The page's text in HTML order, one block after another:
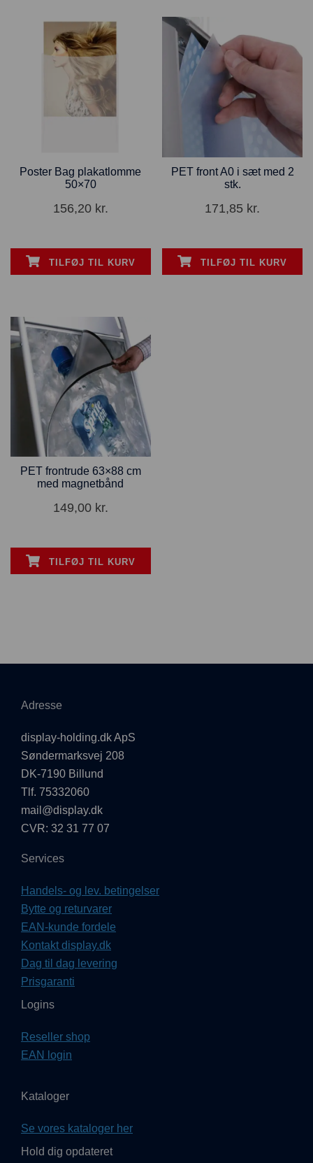
Poster Bag plakatlomme
50×70
156,20 kr.
TILFØJ TIL KURV
PET front A0 i sæt med 2
stk.
171,85 kr.
TILFØJ TIL KURV
PET frontrude 63×88 cm
med magnetbånd
149,00 kr.
TILFØJ TIL KURV
Adresse
display-holding.dk ApS
Søndermarksvej 208
DK-7190 Billund
Tlf. 75332060
mail@display.dk
CVR: 32 31 77 07
Services
Handels- og lev. betingelser
Bytte og returvarer
EAN-kunde fordele
Kontakt display.dk
Dag til dag levering
Prisgaranti
Logins
Reseller shop
EAN login
Kataloger
Se vores kataloger her
Hold dig opdateret